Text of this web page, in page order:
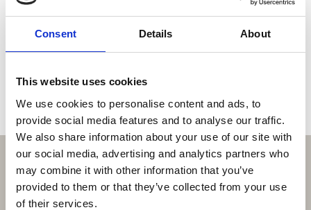
Consent Details About
This website uses cookies
We use cookies to personalise content and ads, to
provide social media features and to analyse our traffic.
We also share information about your use of our site with
our social media, advertising and analytics partners who
may combine it with other information that you’ve
provided to them or that they’ve collected from your use
of their services.